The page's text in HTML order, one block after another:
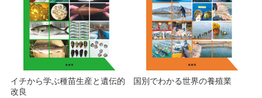
イチから学ぶ種苗生産と遺伝的
改良
国別でわかる世界の養殖業